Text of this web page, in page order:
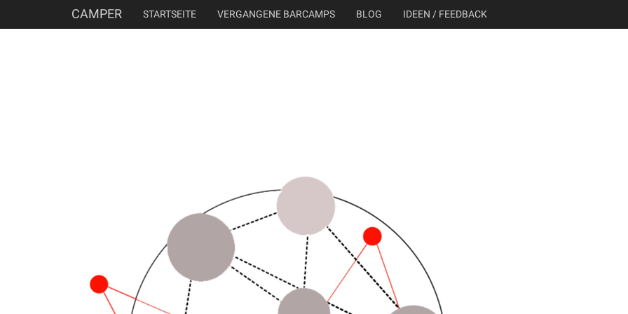
CAMPER STARTSEITE VERGANGENE BARCAMPS BLOG IDEEN / FEEDBACK